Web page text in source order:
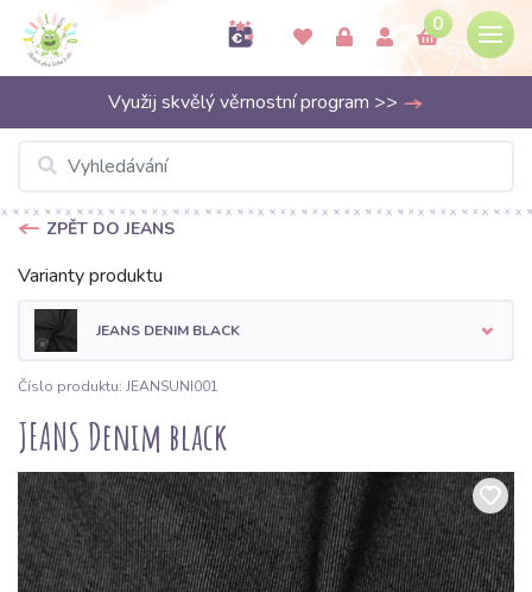
0
Využij skvělý věrnostní program >>
ZPĚT DO JEANS
Varianty produktu
JEANS DENIM BLACK
Číslo produktu: JEANSUNI001
JEANS Denim black